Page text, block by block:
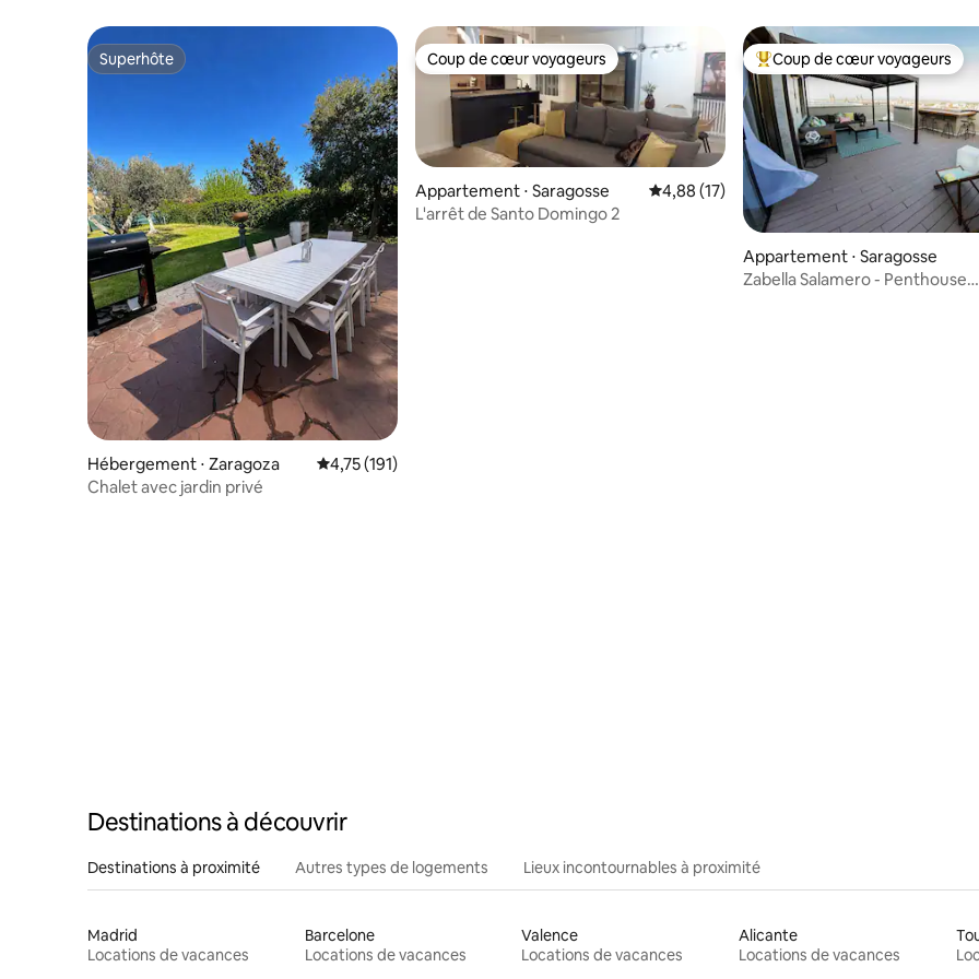
Superhôte
Superhôte
Hébergement ⋅ Zaragoza Évaluation moyenne sur la base de 191 commentaires : 4,75 sur 5
4,75 (191)
Chalet avec jardin privé
Coup de cœur voyageurs
Coup de cœur voyageurs
Appartement ⋅ Saragosse Évaluation moyenne sur la base de 17
4,88 (17)
L'arrêt de Santo Domingo 2
Coups de cœur voyageurs les
Coup de cœur voyageurs
Appartement ⋅ Saragosse
Zabella Salamero - Penthouse
Destinations à découvrir
Destinations à proximité Autres types de logements Lieux incontournables à proximité
Madrid
Locations de vacances
Barcelone
Locations de vacances
Valence
Locations de vacances
Alicante
Locations de vacances